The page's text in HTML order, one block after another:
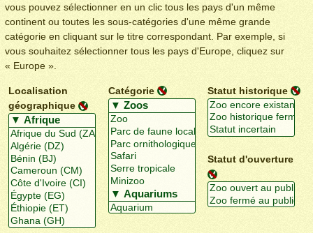
vous pouvez sélectionner en un clic tous les pays d'un même
continent ou toutes les sous-catégories d'une même grande
catégorie en cliquant sur le titre correspondant. Par exemple, si
vous souhaitez sélectionner tous les pays d'Europe, cliquez sur
« Europe ».
Localisation
géographique
Catégorie Statut historique
Statut d'ouverture